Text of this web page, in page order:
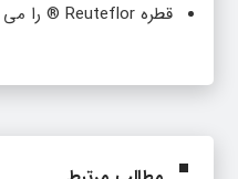
قطره Reuteflor ® را می توان تا یک هفته خارج از یخچال (در دمای زیر ۲۵ درجه سانتیگراد) نگهداری کرد.